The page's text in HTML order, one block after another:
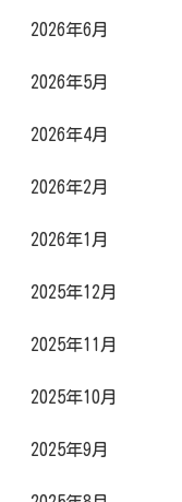
2026年6月
2026年5月
2026年4月
2026年2月
2026年1月
2025年12月
2025年11月
2025年10月
2025年9月